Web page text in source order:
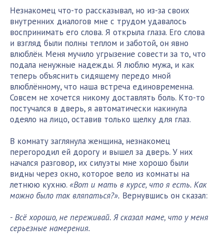
Незнакомец что-то рассказывал, но из-за своих
внутренних диалогов мне с трудом удавалось
воспринимать его слова. Я открыла глаза. Его слова
и взгляд были полны теплом и заботой, он явно
влюблён. Меня мучило угрызение совести за то, что
подала ненужные надежды. Я люблю мужа, и как
теперь объяснить сидящему передо мной
влюблённому, что наша встреча единовременна.
Совсем не хочется никому доставлять боль. Кто-то
постучался в дверь, я автоматически накинула
одеяло на лицо, оставив только щелку для глаз.
В комнату заглянула женщина, незнакомец
перегородил ей дорогу и вышел за дверь. У них
начался разговор, их силуэты мне хорошо были
видны через окно, которое вело из комнаты на
летнюю кухню. «Вот и мать в курсе, что я есть. Как
можно было так вляпаться?». Вернувшись он сказал:
- Всё хорошо, не переживай. Я сказал маме, что у меня
серьезные намерения.